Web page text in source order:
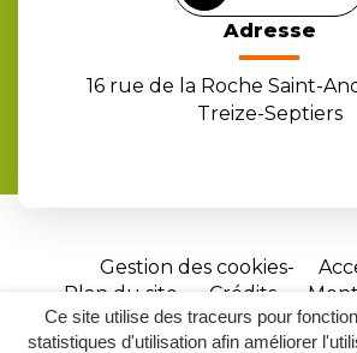
Ce site utilise des traceurs pour
statistiques d'utilisation afin améliorer
Adresse
16 rue de la Roche Saint-
Treize-Septiers
Gestion des cookies
Plan du site
Crédits
Site